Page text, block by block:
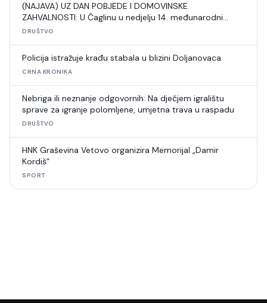
(NAJAVA) UZ DAN POBJEDE I DOMOVINSKE
ZAHVALNOSTI: U Čaglinu u nedjelju 14. međunarodni
šahovski turnir
DRUŠTVO
Policija istražuje krađu stabala u blizini Doljanovaca
CRNA KRONIKA
Nebriga ili neznanje odgovornih: Na dječjem igralištu
sprave za igranje polomljene, umjetna trava u raspadu
DRUŠTVO
HNK Graševina Vetovo organizira Memorijal „Damir
Kordiš“
SPORT